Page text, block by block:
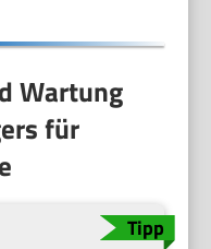
Wartung
für